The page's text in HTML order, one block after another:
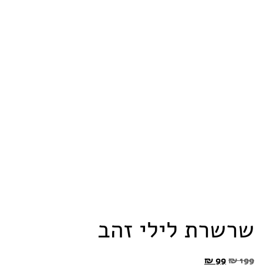
שרשרת לילי זהב
₪199
₪99